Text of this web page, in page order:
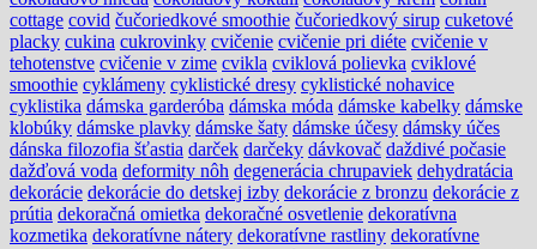
cottage covid čučoriedkové smoothie čučoriedkový sirup cuketové
placky cukina cukrovinky cvičenie cvičenie pri diéte cvičenie v
tehotenstve cvičenie v zime cvikla cviklová polievka cviklové
smoothie cyklámeny cyklistické dresy cyklistické nohavice
cyklistika dámska garderóba dámska móda dámske kabelky dámske
klobúky dámske plavky dámske šaty dámske účesy dámsky účes
dánska filozofia šťastia darček darčeky dávkovač daždivé počasie
dažďová voda deformity nôh degenerácia chrupaviek dehydratácia
dekorácie dekorácie do detskej izby dekorácie z bronzu dekorácie z
prútia dekoračná omietka dekoračné osvetlenie dekoratívna
kozmetika dekoratívne nátery dekoratívne rastliny dekoratívne